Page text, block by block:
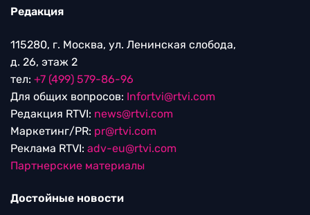
Редакция
115280, г. Москва, ул. Ленинская слобода,
д. 26, этаж 2
тел: +7 (499) 579-86-96
Для общих вопросов: Infortvi@rtvi.com
Редакция RTVI: news@rtvi.com
Маркетинг/PR: pr@rtvi.com
Реклама RTVI: adv-eu@rtvi.com
Партнерские материалы
Достойные новости